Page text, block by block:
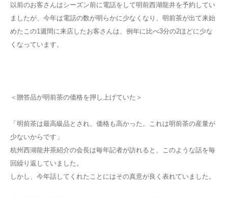
以前のお客さんはシーズン前に電話をして明前西湖龍井を予約してい
ましたが、今年は電話の数が明らかに少なくなり、明前茶が出て来始
めたこの1週間に来店したお客さんは、例年に比べ3分の2ほどに少な
くなっています。
＜贈答品が明前茶の価格を押し上げていた＞
「明前茶は最高級品とされ、価格も高かった。これは明前茶の産量が
少ないからです」
杭州西湖龍井茶紹介の会長は毎年記者が訪れると、このような話を毎
回繰り返していました。
しかし、今年話してくれたことにはその真意が良く表れていました。